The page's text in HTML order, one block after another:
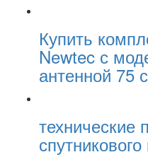
Купить
Newtec с
антенной 75
технические